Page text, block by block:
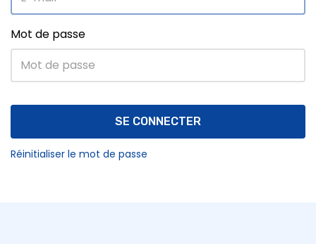
Mot de passe
SE CONNECTER
Réinitialiser le mot de passe